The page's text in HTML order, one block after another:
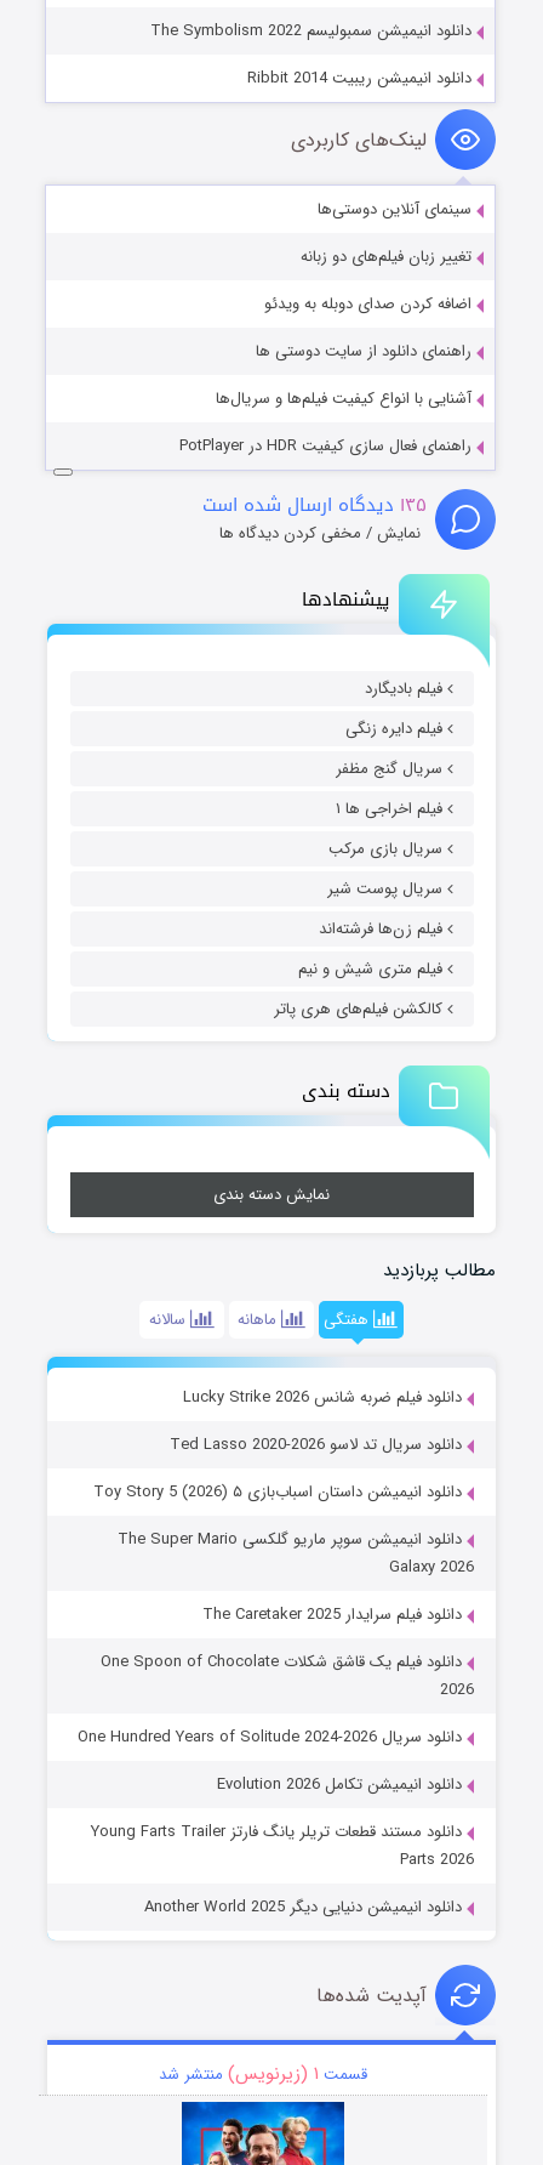
پیشنهادها
فیلم بادیگارد
فیلم دایره زنگی
سریال گنج مظفر
فیلم اخراجی ها ۱
سریال بازی مرکب
سریال پوست شیر
فیلم زن‌ها فرشته‌اند
فیلم متری شیش و نیم
کالکشن فیلم‌های هری پاتر
دسته بندی
نمایش دسته بندی
مطالب پربازدید
هفتگی ماهانه سالانه
دانلود فیلم ضربه شانس Lucky Strike 2026
دانلود سریال تد لاسو Ted Lasso 2020-2026
دانلود انیمیشن داستان اسباب‌بازی ۵ Toy Story 5 (2026)
دانلود انیمیشن سوپر ماریو گلکسی The Super Mario
Galaxy 2026
دانلود فیلم سرایدار The Caretaker 2025
دانلود فیلم یک قاشق شکلات One Spoon of Chocolate
2026
دانلود سریال One Hundred Years of Solitude 2024-2026
دانلود انیمیشن تکامل Evolution 2026
دانلود مستند قطعات تریلر یانگ فارتز Young Farts Trailer
Parts 2026
دانلود انیمیشن دنیایی دیگر Another World 2025
دانلود انیمیشن سمبولیسم The Symbolism 2022
دانلود انیمیشن ریبیت Ribbit 2014
لینک‌های کاربردی
سینمای آنلاین دوستی‌ها
تغییر زبان فیلم‌های دو زبانه
اضافه کردن صدای دوبله به ویدئو
راهنمای دانلود از سایت دوستی ها
آشنایی با انواع کیفیت فیلم‌ها و سریال‌ها
راهنمای فعال سازی کیفیت HDR در PotPlayer
۱۳۵ دیدگاه ارسال شده است
نمایش / مخفی کردن دیدگاه ها
آپدیت شده‌ها
قسمت ۱ (زیرنویس) منتشر شد